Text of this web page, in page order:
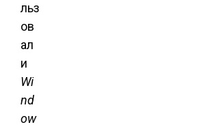
льз
ов
ал
и
Wi
nd
ow